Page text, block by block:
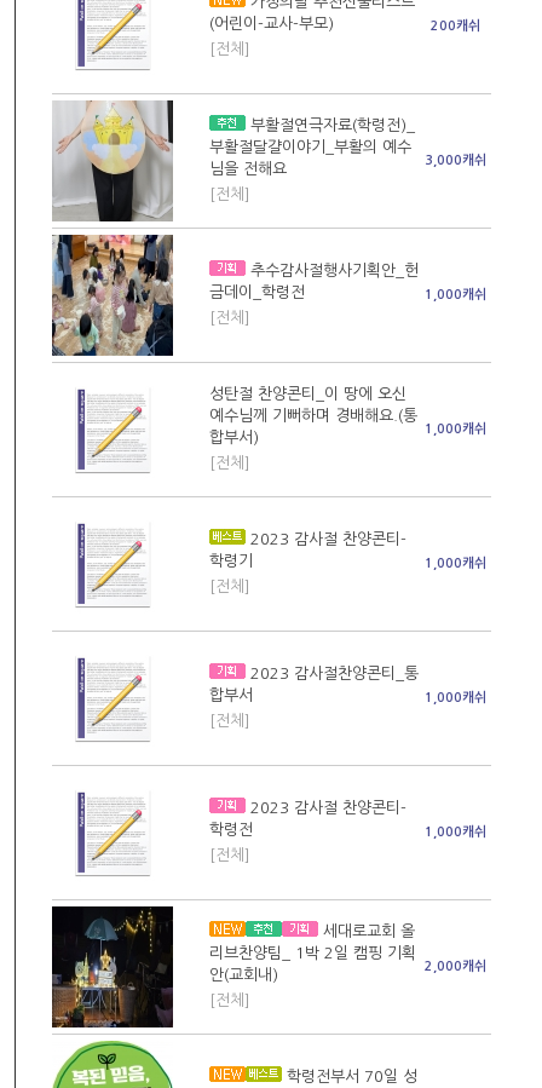
(어린이-교사-부모)
[전체]
200캐쉬
부활절연극자료(학령전)_
부활절달걀이야기_부활의 예수
님을 전해요
[전체]
3,000캐쉬
추수감사절행사기획안_헌
금데이_학령전
[전체]
1,000캐쉬
성탄절 찬양콘티_이 땅에 오신
예수님께 기뻐하며 경배해요.(통
합부서)
[전체]
1,000캐쉬
2023 감사절 찬양콘티-
학령기
[전체]
1,000캐쉬
2023 감사절찬양콘티_통
합부서
[전체]
1,000캐쉬
2023 감사절 찬양콘티-
학령전
[전체]
1,000캐쉬
세대로교회 올
리브찬양팀_ 1박 2일 캠핑 기획
안(교회내)
[전체]
2,000캐쉬
학령전부서 70일 성